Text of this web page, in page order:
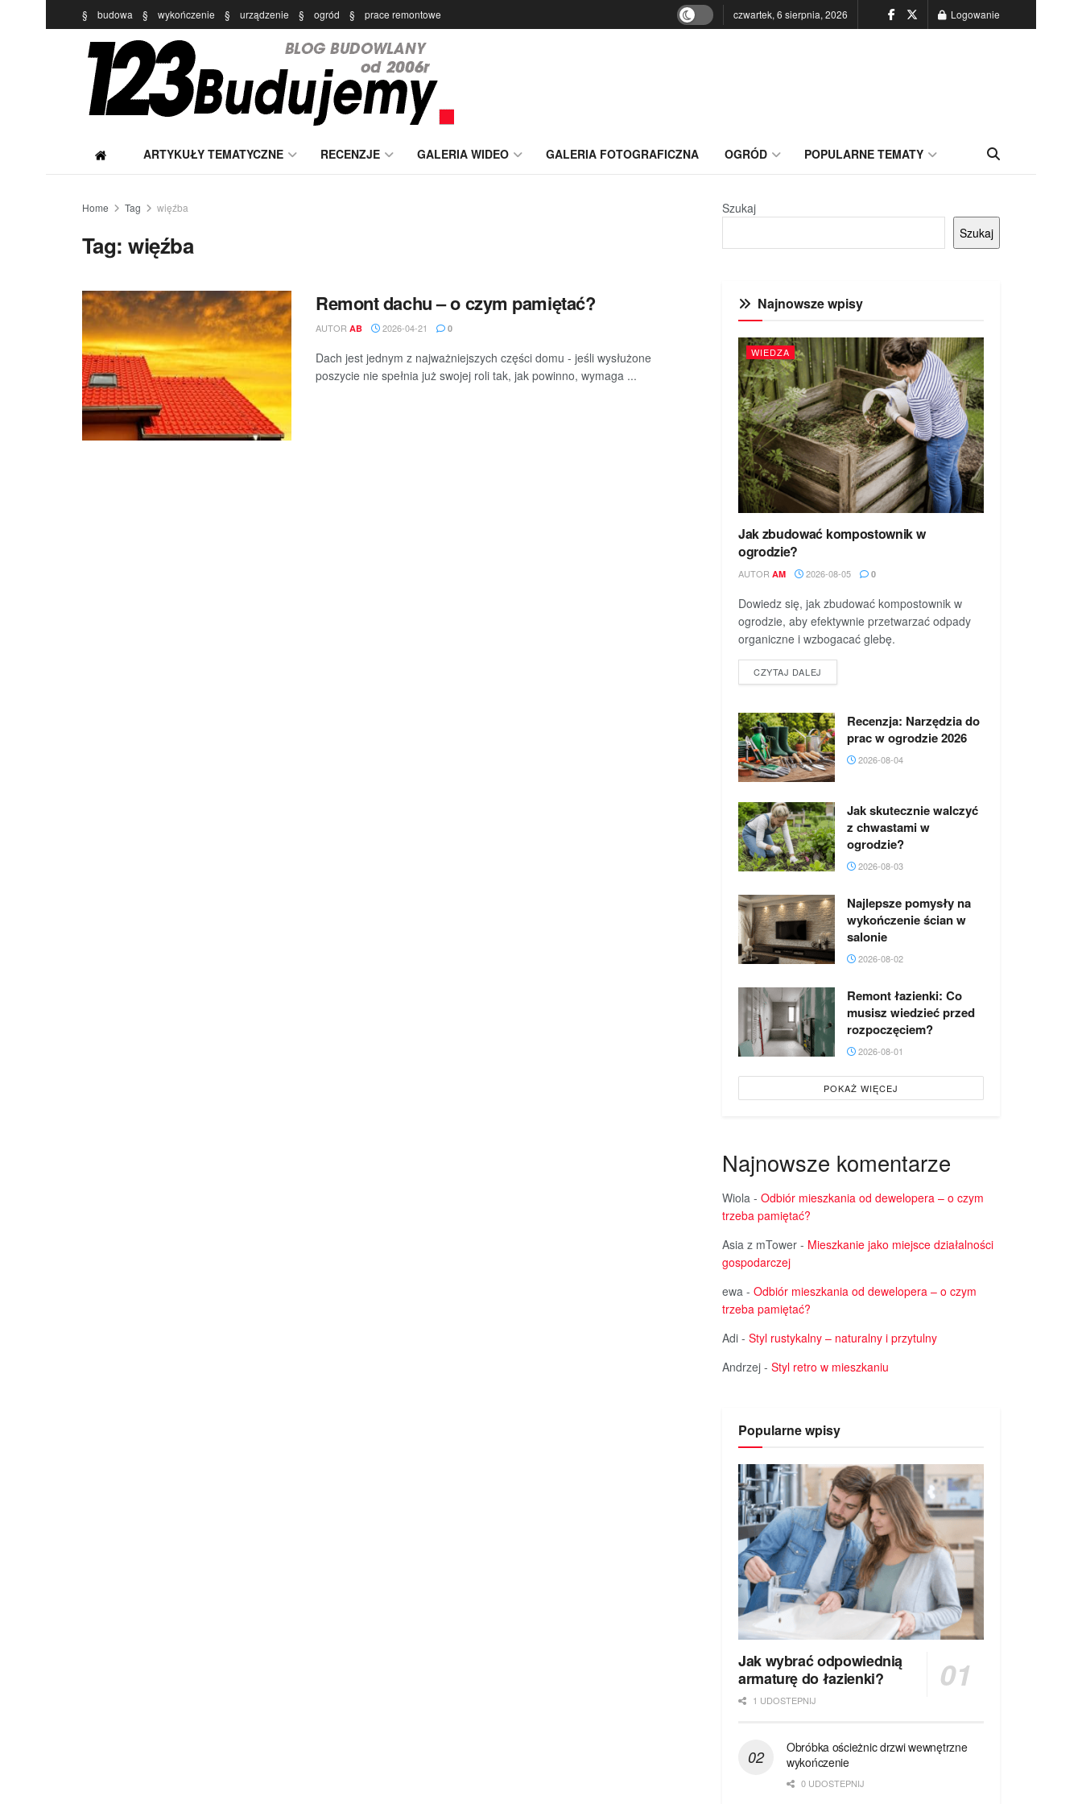
§ budowa § wykończenie § urządzenie § ogród § prace remontowe czwartek, 6 sierpnia, 2026 Logowanie
ARTYKUŁY TEMATYCZNE RECENZJE GALERIA WIDEO GALERIA FOTOGRAFICZNA OGRÓD POPULARNE TEMATY
Home Tag więźba
Tag:więźba
Remont dachu – o czym pamiętać?
AUTOR AB 2026-04-21 0
Dach jest jednym z najważniejszych części domu - jeśli wysłużone
poszycie nie spełnia już swojej roli tak, jak powinno, wymaga ...
Szukaj
Szukaj
Najnowsze wpisy
WIEDZA
Jak zbudować kompostownik w
ogrodzie?
AUTOR AM 2026-08-05 0
Dowiedz się, jak zbudować kompostownik w
ogrodzie, aby efektywnie przetwarzać odpady
organiczne i wzbogacać glebę.
CZYTAJ DALEJ
Recenzja: Narzędzia do
prac w ogrodzie 2026
2026-08-04
Jak skutecznie walczyć
z chwastami w
ogrodzie?
2026-08-03
Najlepsze pomysły na
wykończenie ścian w
salonie
2026-08-02
Remont łazienki: Co
musisz wiedzieć przed
rozpoczęciem?
2026-08-01
POKAŻ WIĘCEJ
Najnowsze komentarze
Wiola - Odbiór mieszkania od dewelopera – o czym
trzeba pamiętać?
Asia z mTower - Mieszkanie jako miejsce działalności
gospodarczej
ewa - Odbiór mieszkania od dewelopera – o czym
trzeba pamiętać?
Adi - Styl rustykalny – naturalny i przytulny
Andrzej - Styl retro w mieszkaniu
Popularne wpisy
Jak wybrać odpowiednią
armaturę do łazienki?
1 UDOSTEPNIJ
Obróbka ościeżnic drzwi wewnętrzne
wykończenie
0 UDOSTEPNIJ